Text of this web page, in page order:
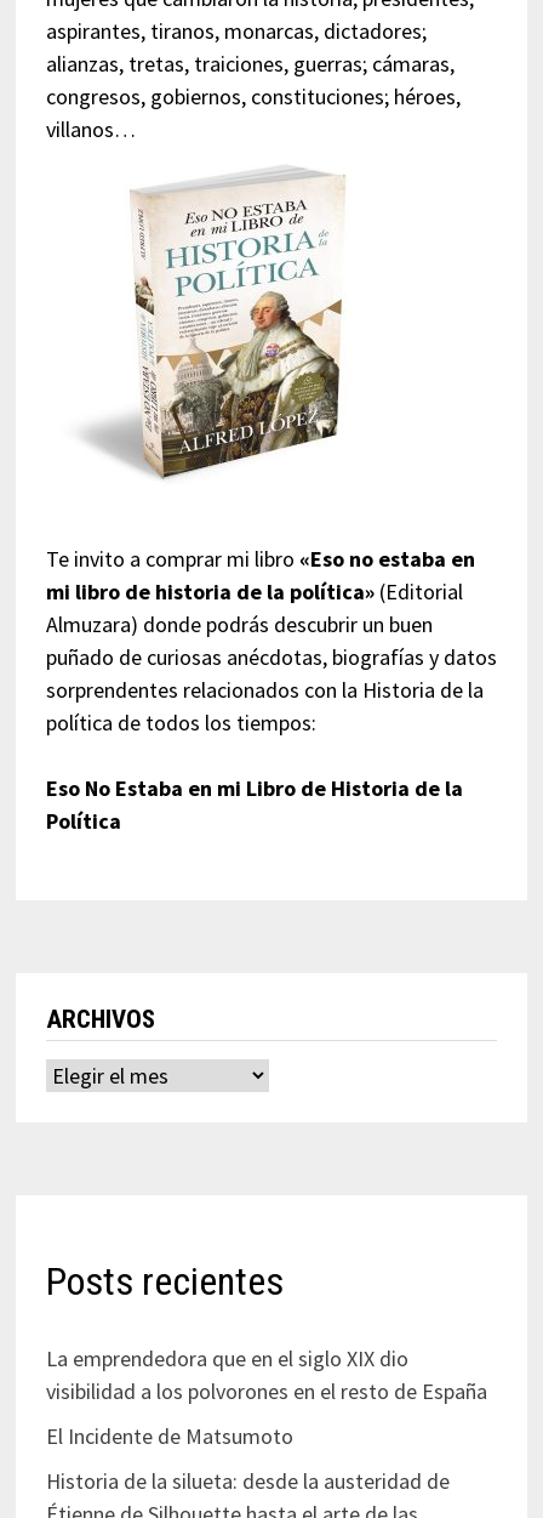
aspirantes, tiranos, monarcas, dictadores;
alianzas, tretas, traiciones, guerras; cámaras,
congresos, gobiernos, constituciones; héroes,
villanos…
Te invito a comprar mi libro «Eso no estaba en
mi libro de historia de la política»(Editorial
Almuzara) donde podrás descubrir un buen
puñado de curiosas anécdotas, biografías y datos
sorprendentes relacionados con la Historia de la
política de todos los tiempos:
Eso No Estaba en mi Libro de Historia de la
Política
ARCHIVOS
Archivos
Posts recientes
La emprendedora que en el siglo XIX dio
visibilidad a los polvorones en el resto de España
El Incidente de Matsumoto
Historia de la silueta: desde la austeridad de